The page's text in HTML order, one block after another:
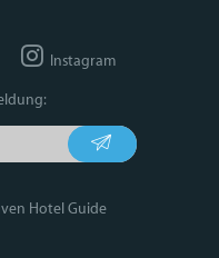
Instagram
Hotel Guide